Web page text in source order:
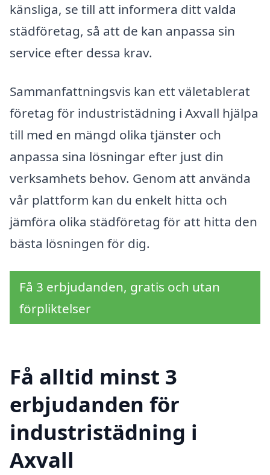
känsliga, se till att informera ditt valda
städföretag, så att de kan anpassa sin
service efter dessa krav.
Sammanfattningsvis kan ett väletablerat
företag för industristädning i Axvall hjälpa
till med en mängd olika tjänster och
anpassa sina lösningar efter just din
verksamhets behov. Genom att använda
vår plattform kan du enkelt hitta och
jämföra olika städföretag för att hitta den
bästa lösningen för dig.
Få 3 erbjudanden, gratis och utan
förpliktelser
Få alltid minst 3
erbjudanden för
industristädning i
Axvall